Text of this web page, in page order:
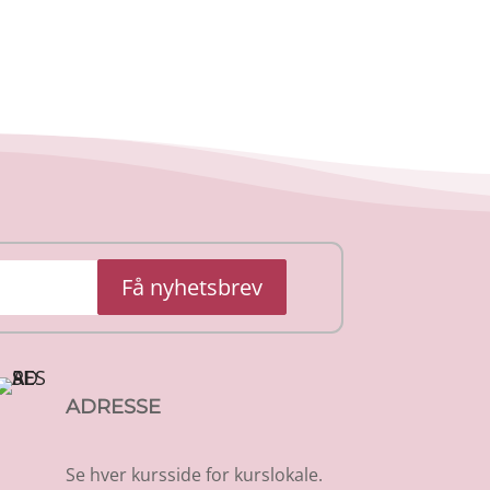
Få nyhetsbrev
ADRESSE
Se hver kursside for kurslokale.